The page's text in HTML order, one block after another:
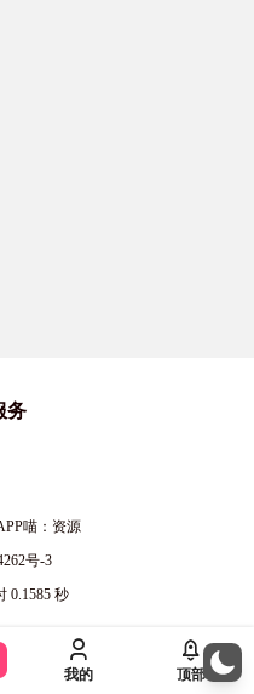
务
喵：资源
号-3
0.1585 秒
我的 顶部